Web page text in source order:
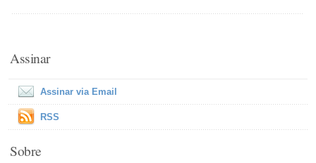
Assinar
Assinar via Email
RSS
Sobre